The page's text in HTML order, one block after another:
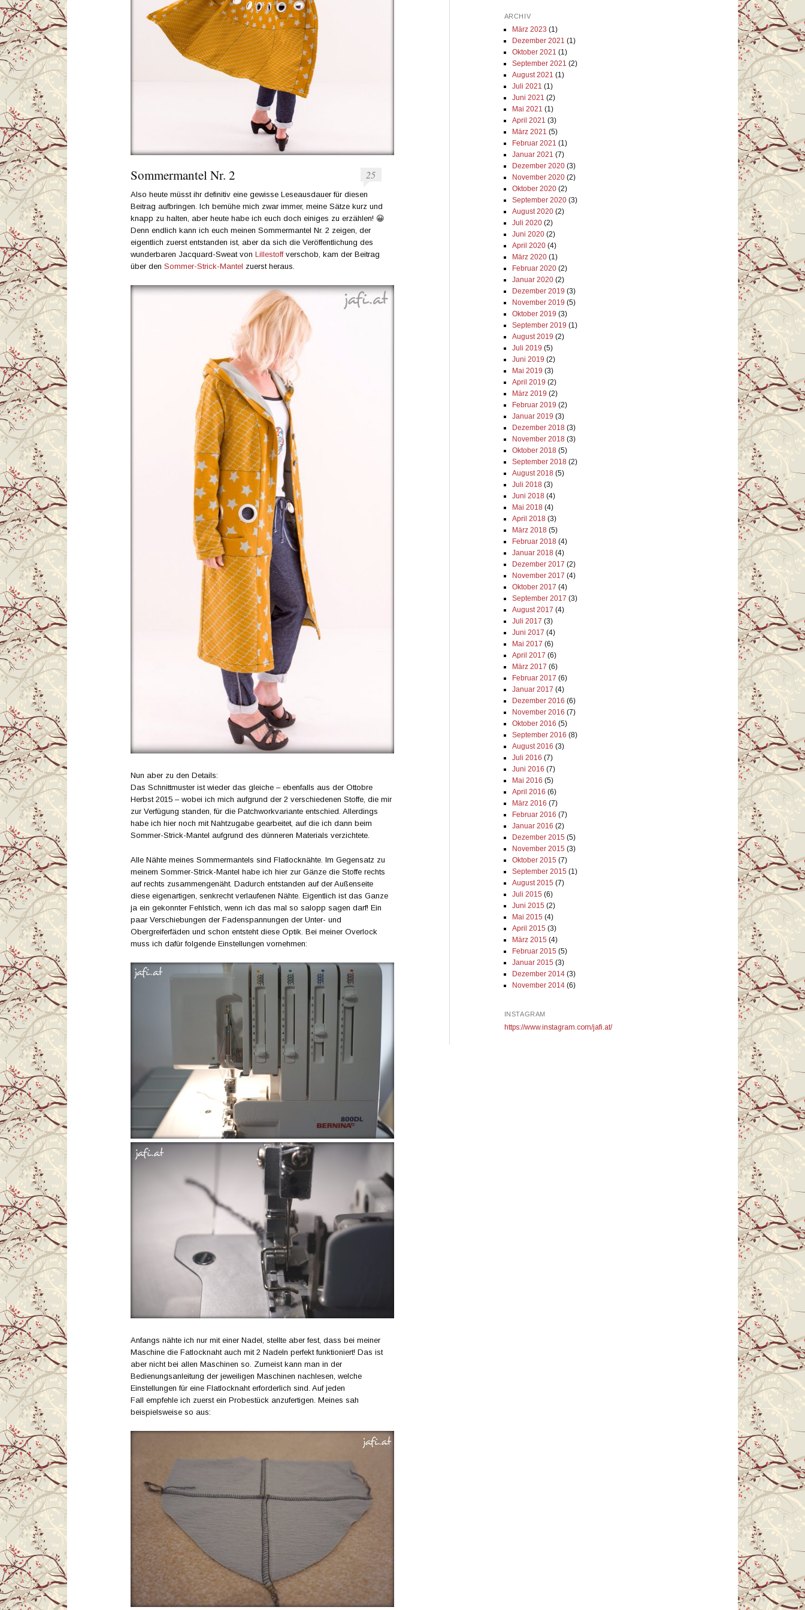
Sommermantel Nr. 2 25
Also heute müsst ihr definitiv eine gewisse Leseausdauer für diesen
Beitrag aufbringen. Ich bemühe mich zwar immer, meine Sätze kurz und
knapp zu halten, aber heute habe ich euch doch einiges zu erzählen! 😀
Denn endlich kann ich euch meinen Sommermantel Nr. 2 zeigen, der
eigentlich zuerst entstanden ist, aber da sich die Veröffentlichung des
wunderbaren Jacquard-Sweat von Lillestoffverschob, kam der Beitrag
über den Sommer-Strick-Mantel zuerst heraus.
Nun aber zu den Details:
Das Schnittmuster ist wieder das gleiche – ebenfalls aus der Ottobre
Herbst 2015 – wobei ich mich aufgrund der 2 verschiedenen Stoffe, die mir
zur Verfügung standen, für die Patchworkvariante entschied. Allerdings
habe ich hier noch mit Nahtzugabe gearbeitet, auf die ich dann beim
Sommer-Strick-Mantel aufgrund des dünneren Materials verzichtete.
Alle Nähte meines Sommermantels sind Flatlocknähte. Im Gegensatz zu
meinem Sommer-Strick-Mantel habe ich hier zur Gänze die Stoffe rechts
auf rechts zusammengenäht. Dadurch entstanden auf der Außenseite
diese eigenartigen, senkrecht verlaufenen Nähte. Eigentlich ist das Ganze
ja ein gekonnter Fehlstich, wenn ich das mal so salopp sagen darf! Ein
paar Verschiebungen der Fadenspannungen der Unter- und
Obergreiferfäden und schon entsteht diese Optik. Bei meiner Overlock
muss ich dafür folgende Einstellungen vornehmen:
Anfangs nähte ich nur mit einer Nadel, stellte aber fest, dass bei meiner
Maschine die Fatlocknaht auch mit 2 Nadeln perfekt funktioniert! Das ist
aber nicht bei allen Maschinen so. Zumeist kann man in der
Bedienungsanleitung der jeweiligen Maschinen nachlesen, welche
Einstellungen für eine Flatlocknaht erforderlich sind. Auf jeden
Fall empfehle ich zuerst ein Probestück anzufertigen. Meines sah
beispielsweise so aus:
ARCHIV
März 2023 (1)
Dezember 2021 (1)
Oktober 2021 (1)
September 2021 (2)
August 2021 (1)
Juli 2021 (1)
Juni 2021 (2)
Mai 2021 (1)
April 2021 (3)
März 2021 (5)
Februar 2021 (1)
Januar 2021 (7)
Dezember 2020(3)
November 2020(2)
Oktober 2020(2)
September 2020(3)
August 2020(2)
Juli 2020(2)
Juni 2020(2)
April 2020(4)
März 2020(1)
Februar 2020(2)
Januar 2020(2)
Dezember 2019 (3)
November 2019 (5)
Oktober 2019 (3)
September 2019 (1)
August 2019 (2)
Juli 2019 (5)
Juni 2019 (2)
Mai 2019 (3)
April 2019 (2)
März 2019 (2)
Februar 2019 (2)
Januar 2019 (3)
Dezember 2018(3)
November 2018(3)
Oktober 2018(5)
September 2018(2)
August 2018(5)
Juli 2018(3)
Juni 2018(4)
Mai 2018(4)
April 2018(3)
März 2018(5)
Februar 2018(4)
Januar 2018(4)
Dezember 2017 (2)
November 2017 (4)
Oktober 2017 (4)
September 2017 (3)
August 2017 (4)
Juli 2017 (3)
Juni 2017 (4)
Mai 2017 (6)
April 2017 (6)
März 2017 (6)
Februar 2017 (6)
Januar 2017 (4)
Dezember 2016 (6)
November 2016 (7)
Oktober 2016 (5)
September 2016 (8)
August 2016 (3)
Juli 2016 (7)
Juni 2016 (7)
Mai 2016 (5)
April 2016 (6)
März 2016 (7)
Februar 2016 (7)
Januar 2016 (2)
Dezember 2015 (5)
November 2015 (3)
Oktober 2015 (7)
September 2015 (1)
August 2015 (7)
Juli 2015 (6)
Juni 2015 (2)
Mai 2015 (4)
April 2015 (3)
März 2015 (4)
Februar 2015 (5)
Januar 2015 (3)
Dezember 2014(3)
November 2014(6)
INSTAGRAM
https://www.instagram.com/jafi.at/